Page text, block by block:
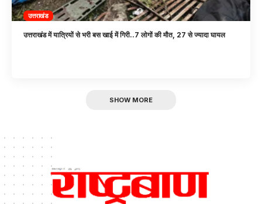
उत्तराखंड
उत्तराखंड में यात्रियों से भरी बस खाई में गिरी..7 लोगों की मौत, 27 से ज्यादा घायल
SHOW MORE